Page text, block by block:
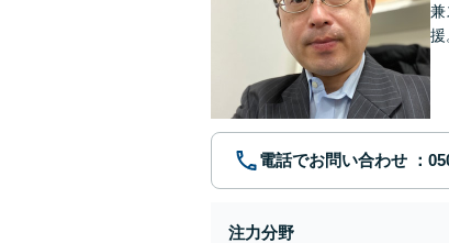
兼
援
電話でお問い合わせ
注力分野